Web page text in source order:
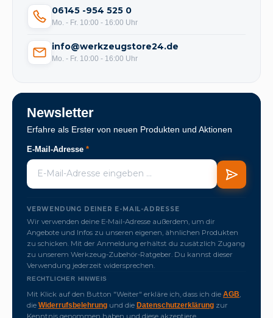
06145 -954 525 0
Mo. - Fr. 10:00 - 16:00 Uhr
info@werkzeugstore24.de
Mo. - Fr. 10:00 - 16:00 Uhr
Newsletter
Erfahre als Erster von neuen Produkten und Aktionen
E-Mail-Adresse *
VERWENDUNG DEINER E-MAIL-ADRESSE
Wir verwenden deine E-Mail-Adresse außerdem, um dir
Angebote und Infos zu unseren eigenen, ähnlichen Produkten
zu schicken. Mit der Anmeldung erhältst du zusätzlich Zugang
zu unserem Werkzeug-Zubehör-Ratgeber. Du kannst dieser
Verwendung jederzeit widersprechen.
RECHTLICHER HINWEIS
Mit Klick auf den Button "Weiter" erkläre ich, dass ich die AGB
die Widerrufsbelehrung und die Datenschutzerklärung zur
Kenntnis genommen haben und diese akzeptiere.